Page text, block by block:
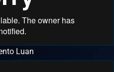
Luan